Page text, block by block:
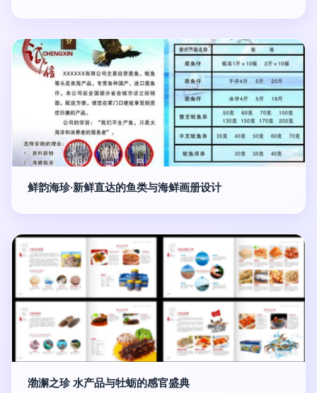
鲜韵海珍·新鲜直达的鱼类与海鲜画册设计
渤澥之珍 水产品与牡蛎的感官盛典